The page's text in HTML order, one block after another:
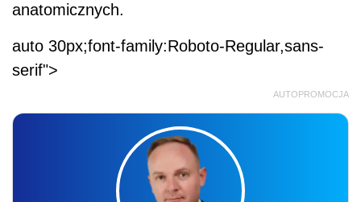
anatomicznych.
auto 30px;font-family:Roboto-Regular,sans-
serif">
AUTOPROMOCJA